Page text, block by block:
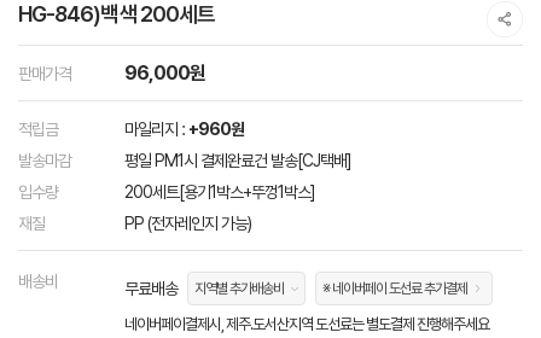
HG-846)백색 200세트
판매가격 96,000원
적립금 마일리지 : +960원
발송마감
평일 PM1시 결제완료건 발송[CJ택배]
입수량
200세트[용기1박스+뚜껑1박스]
재질
PP (전자레인지 가능)
배송비 무료배송 지역별 추가배송비 ※ 네이버페이 도선료 추가결제
네이버페이결제시, 제주.도서산지역 도선료는 별도결제 진행해주세요